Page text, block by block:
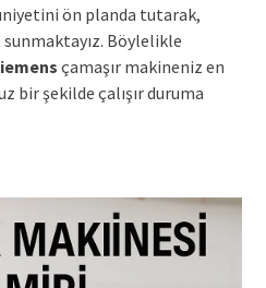
ön planda tutarak,
Böylelikle
çamaşır makineniz en
bir şekilde çalışır duruma